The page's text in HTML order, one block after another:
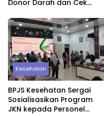
Donor Darah dan Cek
Warga
Kesehatan
BPJS Kesehatan Sergai
Sosialisasikan Program
JKN kepada Personel